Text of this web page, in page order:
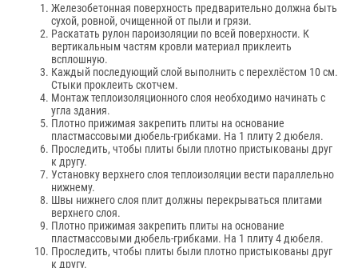
Железобетонная поверхность предварительно должна быть
сухой, ровной, очищенной от пыли и грязи.
Раскатать рулон пароизоляции по всей поверхности. К
вертикальным частям кровли материал приклеить
всплошную.
Каждый последующий слой выполнить с перехлёстом 10 см.
Стыки проклеить скотчем.
Монтаж теплоизоляционного слоя необходимо начинать с
угла здания.
Плотно прижимая закрепить плиты на основание
пластмассовыми дюбель-грибками. На 1 плиту 2 дюбеля.
Проследить, чтобы плиты были плотно пристыкованы друг
к другу.
Установку верхнего слоя теплоизоляции вести параллельно
нижнему.
Швы нижнего слоя плит должны перекрываться плитами
верхнего слоя.
Плотно прижимая закрепить плиты на основание
пластмассовыми дюбель-грибками. На 1 плиту 4 дюбеля.
Проследить, чтобы плиты были плотно пристыкованы друг
к другу.